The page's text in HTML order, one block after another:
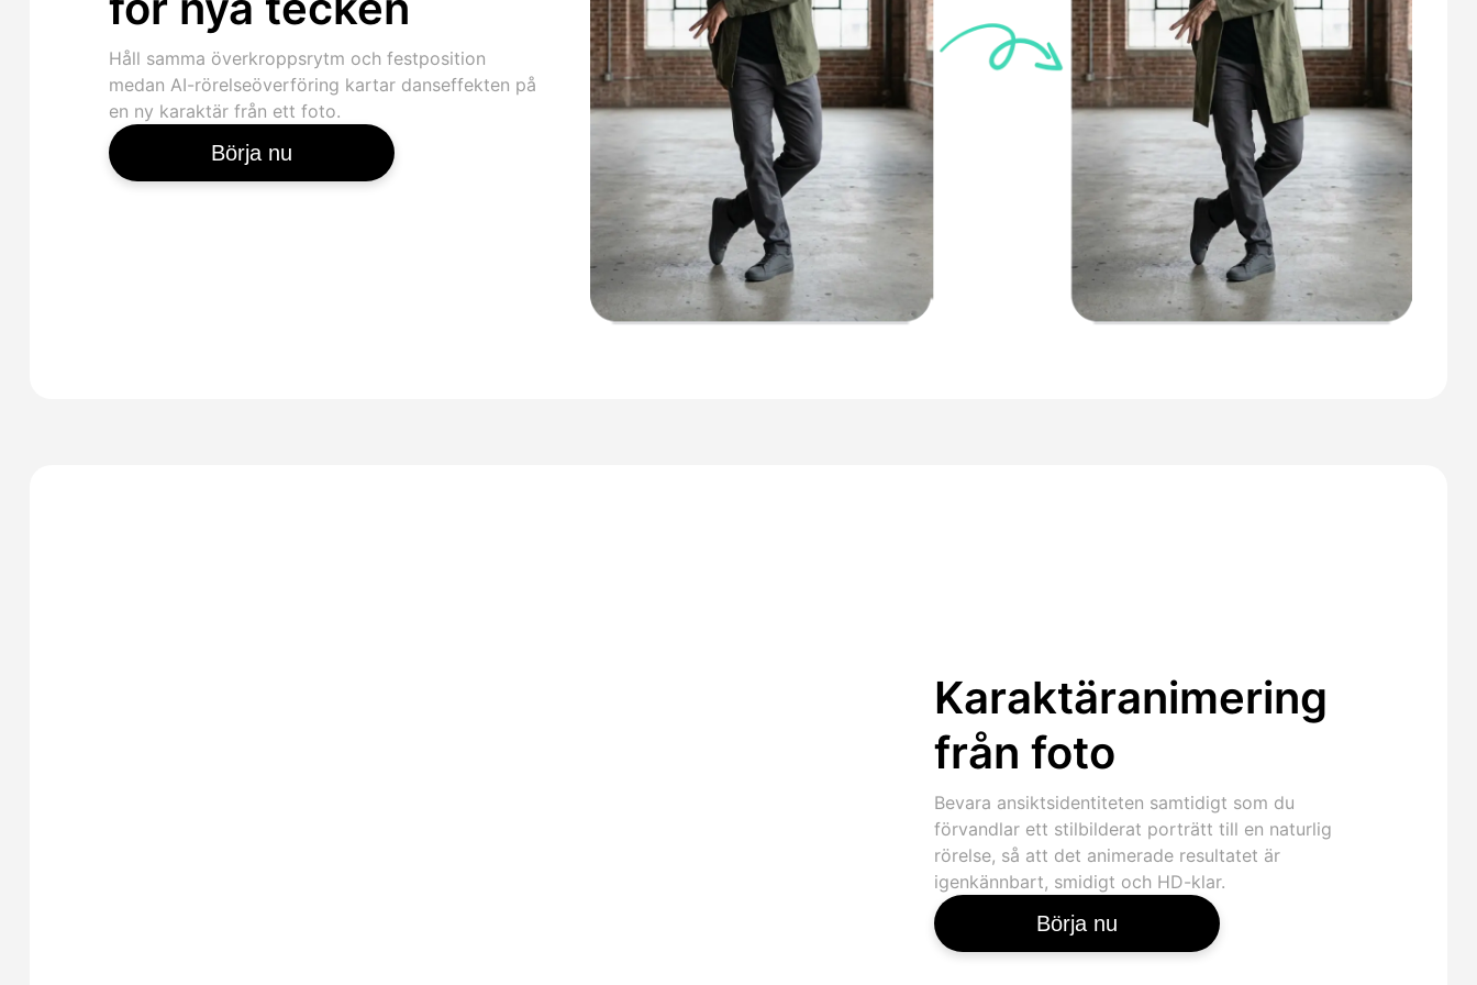
Håll samma överkroppsrytm och festposition
medan AI-rörelseöverföring kartar danseffekten på
en ny karaktär från ett foto.
Börja nu
Karaktäranimering
från foto
Bevara ansiktsidentiteten samtidigt som du
förvandlar ett stilbilderat porträtt till en naturlig
rörelse, så att det animerade resultatet är
igenkännbart, smidigt och HD-klar.
Börja nu